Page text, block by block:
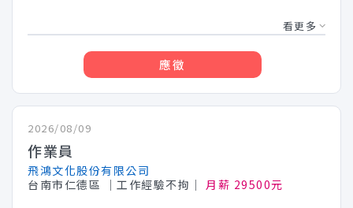
看更多
應徵
2026/08/09
作業員
飛鴻文化股份有限公司
台南市仁德區
│工作經驗不拘│ 月薪 29500元